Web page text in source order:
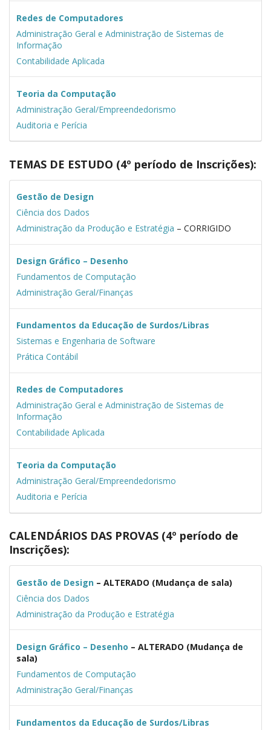
Redes de Computadores
Administração Geral e Administração de Sistemas de
Informação
Contabilidade Aplicada
Teoria da Computação
Administração Geral/Empreendedorismo
Auditoria e Perícia
TEMAS DE ESTUDO (4º período de Inscrições):
Gestão de Design
Ciência dos Dados
Administração da Produção e Estratégia – CORRIGIDO
Design Gráfico – Desenho
Fundamentos de Computação
Administração Geral/Finanças
Fundamentos da Educação de Surdos/Libras
Sistemas e Engenharia de Software
Prática Contábil
Redes de Computadores
Administração Geral e Administração de Sistemas de
Informação
Contabilidade Aplicada
Teoria da Computação
Administração Geral/Empreendedorismo
Auditoria e Perícia
CALENDÁRIOS DAS PROVAS (4º período de
Inscrições):
Gestão de Design– ALTERADO (Mudança de sala)
Ciência dos Dados
Administração da Produção e Estratégia
Design Gráfico – Desenho – ALTERADO (Mudança de
sala)
Fundamentos de Computação
Administração Geral/Finanças
Fundamentos da Educação de Surdos/Libras